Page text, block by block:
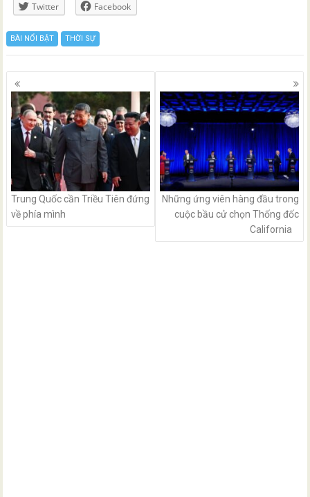
Twitter Facebook
BÀI NỔI BẬT THỜI SỰ
Posts
navigation
Trung Quốc cần Triều Tiên đứng
về phía mình
Những ứng viên hàng đầu trong
cuộc bầu cử chọn Thống đốc
California